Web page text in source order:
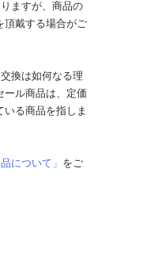
ますが、商品の
頂戴する場合がご
換は如何なる理
ール商品は、定価
る商品を指しま
品について」 をご